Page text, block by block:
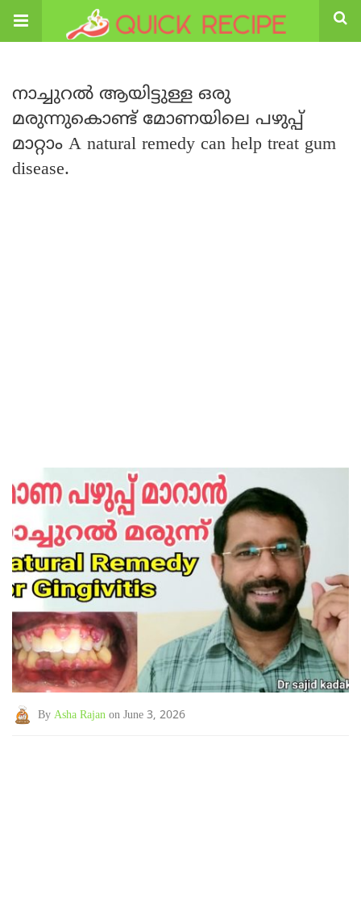
നാച്ചുറൽ ആയിട്ടുള്ള ഒരു
മരുന്നുകൊണ്ട് മോണയിലെ പഴുപ്പ്
മാറ്റാം A natural remedy can help treat gum
disease.
By Asha Rajan on June 3, 2026